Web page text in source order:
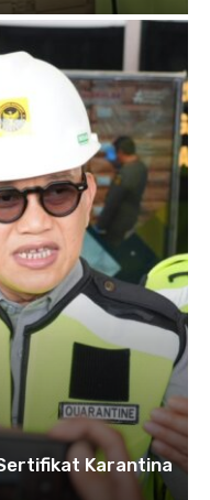
Karantina